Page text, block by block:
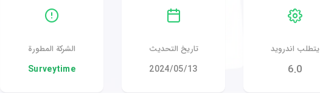
يتطلب اندرويد
6.0
تاريخ التحديث
13‏/05‏/2024
الشركة المطورة
Surveytime